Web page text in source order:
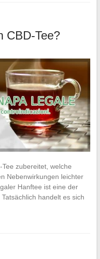
CBD-Tee?
zubereitet, welche
Nebenwirkungen leichter
Hanftee ist eine der
handelt es sich